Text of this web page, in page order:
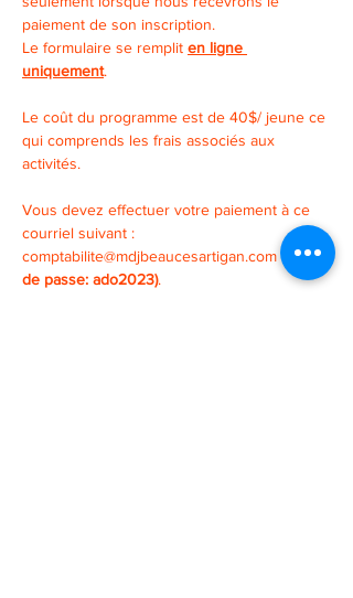
paiement de son inscription.
Le formulaire se remplit en ligne
uniquement.
Le coût du programme est de 40$/ jeune ce
qui comprends les frais associés aux
activités.
Vous devez effectuer votre paiement à ce
courriel suivant :
comptabilite@mdjbeaucesartigan.com (mot
de passe: ado2023).